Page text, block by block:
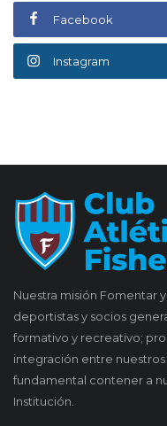
Facebook
Instagram
Nuestra misión Fomentar
deportistas y socios
formativo y recreativo;
integración entre
fundamental contener a
Institución.